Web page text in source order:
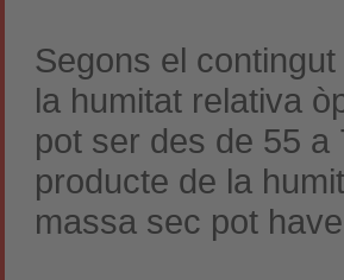
Segons el
la humitat relativa
pot ser des de 55
producte de la
massa sec pot